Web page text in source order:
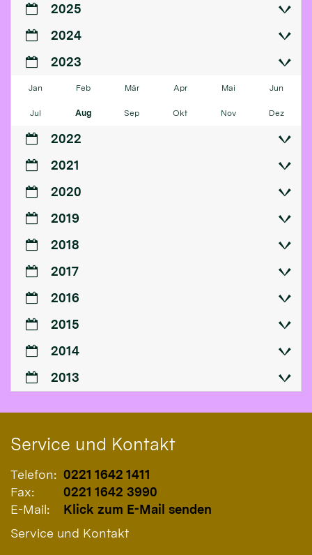
2025
2024
2023
Jan Feb Mär Apr Mai Jun
Jul Aug Sep Okt Nov Dez
2022
2021
2020
2019
2018
2017
2016
2015
2014
2013
Service und Kontakt
Telefon: 0221 1642 1411
Fax:
0221 1642 3990
E-Mail:
Klick zum E-Mail senden
Service und Kontakt